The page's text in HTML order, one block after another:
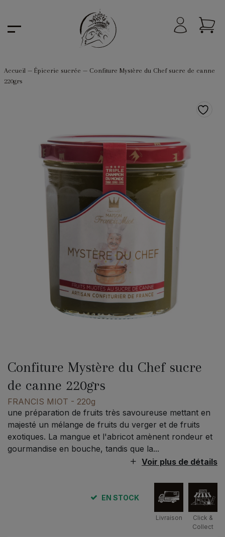
Accueil— Épicerie sucrée — Confiture Mystère du Chef sucre de canne
220grs
Confiture Mystère du Chef sucre
de canne 220grs
FRANCIS MIOT - 220g
une préparation de fruits très savoureuse mettant en
majesté un mélange de fruits du verger et de fruits
exotiques. La mangue et l'abricot amènent rondeur et
gourmandise en bouche, tandis que la...
Voir plus de détails
EN STOCK
Livraison
Click &
Collect